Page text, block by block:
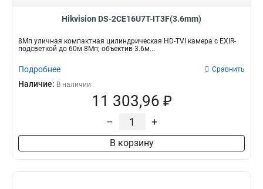
Hikvision DS-2CE16U7T-IT3F(3.6mm)
8Мп уличная компактная цилиндрическая HD-TVI камера с EXIR-
подсветкой до 60м 8Мп; объектив 3.6м...
Подробнее Сравнить
Наличие: В наличии
11 303,96 ₽
– +
В корзину